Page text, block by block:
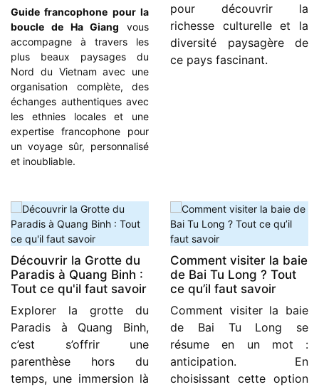
Guide francophone pour la
boucle de Ha Giang vous
accompagne à travers les
plus beaux paysages du
Nord du Vietnam avec une
organisation complète, des
échanges authentiques avec
les ethnies locales et une
expertise francophone pour
un voyage sûr, personnalisé
et inoubliable.
pour découvrir la
richesse culturelle et la
diversité paysagère de
ce pays fascinant.
Découvrir la Grotte du
Paradis à Quang Binh :
Tout ce qu'il faut savoir
Explorer la grotte du
Paradis à Quang Binh,
c’est s’offrir une
parenthèse hors du
temps, une immersion là
Comment visiter la baie
de Bai Tu Long ? Tout
ce qu’il faut savoir
Comment visiter la baie
de Bai Tu Long se
résume en un mot :
anticipation. En
choisissant cette option